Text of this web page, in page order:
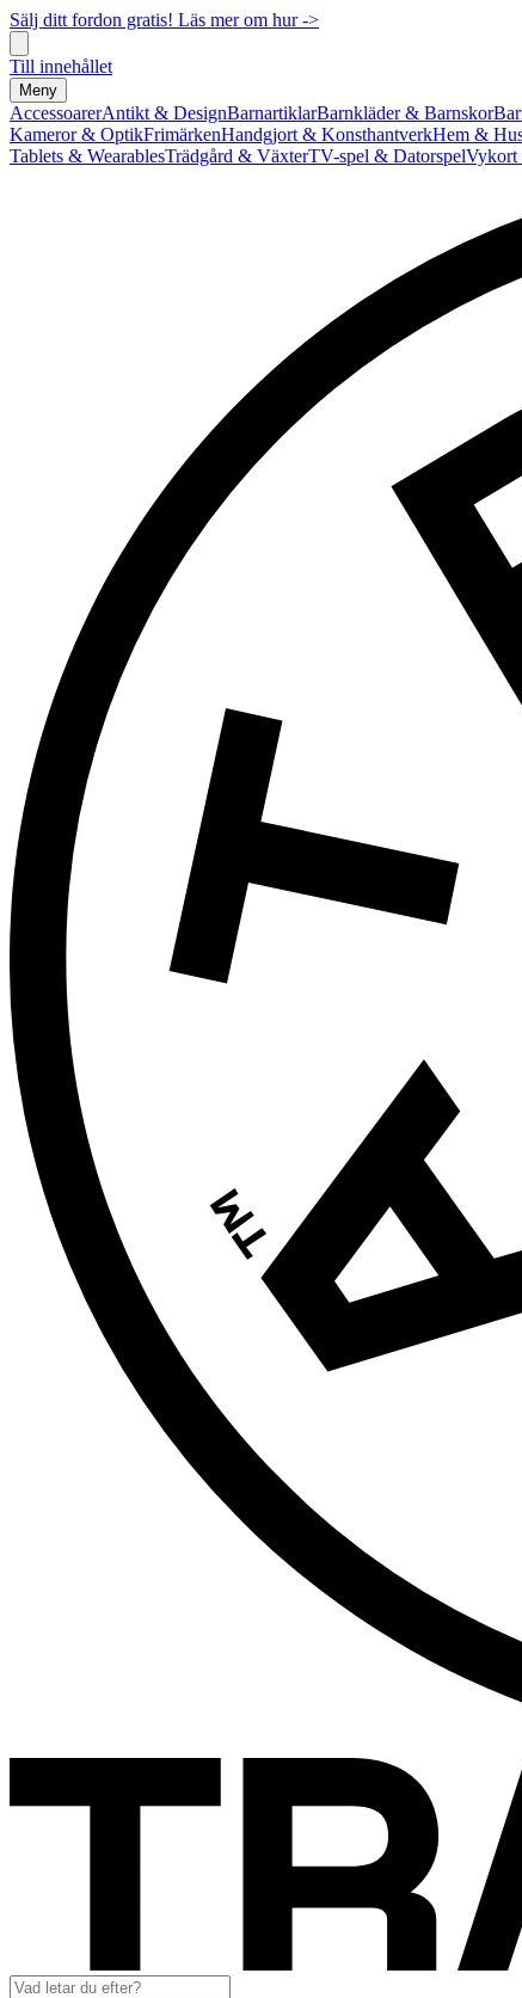
Sälj ditt fordon gratis! Läs mer om hur ->
Till innehållet
Meny
AccessoarerAntikt & DesignBarnartiklarBarnkläder & Barnskor
Kameror & OptikFrimärkenHandgjort & KonsthantverkHem &
Tablets & WearablesTrädgård & VäxterTV-spel & Datorspel